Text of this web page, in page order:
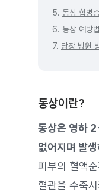
5. 동상 합병
6. 동상 예방
7. 당장 병원
동상이란?
동상은 영하
없어지며 발
피부의 혈액
혈관을 수축